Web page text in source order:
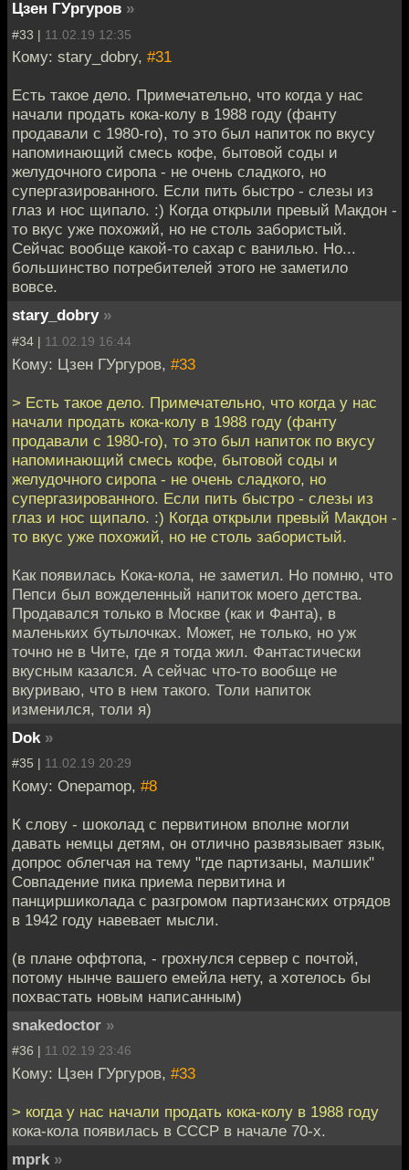
Цзен ГУргуров »
#33 | 11.02.19 12:35
Кому: stary_dobry, #31
Есть такое дело. Примечательно, что когда у нас
начали продать кока-колу в 1988 году (фанту
продавали с 1980-го), то это был напиток по вкусу
напоминающий смесь кофе, бытовой соды и
желудочного сиропа - не очень сладкого, но
супергазированного. Если пить быстро - слезы из
глаз и нос щипало. :) Когда открыли превый Макдон -
то вкус уже похожий, но не столь забористый.
Сейчас вообще какой-то сахар с ванилью. Но...
большинство потребителей этого не заметило
вовсе.
stary_dobry »
#34 | 11.02.19 16:44
Кому: Цзен ГУргуров, #33
> Есть такое дело. Примечательно, что когда у нас
начали продать кока-колу в 1988 году (фанту
продавали с 1980-го), то это был напиток по вкусу
напоминающий смесь кофе, бытовой соды и
желудочного сиропа - не очень сладкого, но
супергазированного. Если пить быстро - слезы из
глаз и нос щипало. :) Когда открыли превый Макдон -
то вкус уже похожий, но не столь забористый.
Как появилась Кока-кола, не заметил. Но помню, что
Пепси был вожделенный напиток моего детства.
Продавался только в Москве (как и Фанта), в
маленьких бутылочках. Может, не только, но уж
точно не в Чите, где я тогда жил. Фантастически
вкусным казался. А сейчас что-то вообще не
вкуриваю, что в нем такого. Толи напиток
изменился, толи я)
Dok »
#35 | 11.02.19 20:29
Кому: Onepamop, #8
К слову - шоколад с первитином вполне могли
давать немцы детям, он отлично развязывает язык,
допрос облегчая на тему "где партизаны, малшик"
Совпадение пика приема первитина и
панциршиколада с разгромом партизанских отрядов
в 1942 году навевает мысли.
(в плане оффтопа, - грохнулся сервер с почтой,
потому нынче вашего емейла нету, а хотелось бы
похвастать новым написанным)
snakedoctor »
#36 | 11.02.19 23:46
Кому: Цзен ГУргуров, #33
> когда у нас начали продать кока-колу в 1988 году
кока-кола появилась в СССР в начале 70-х.
mprk »